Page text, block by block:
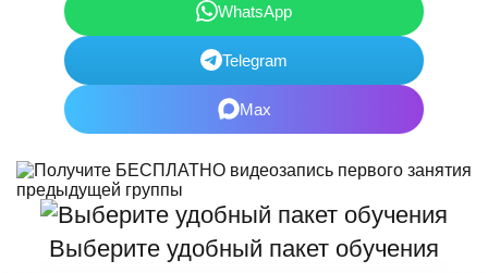
WhatsApp
Telegram
Max
Выберите удобный пакет обучения